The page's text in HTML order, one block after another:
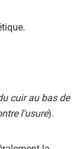
cuir au bas de
l'usure).